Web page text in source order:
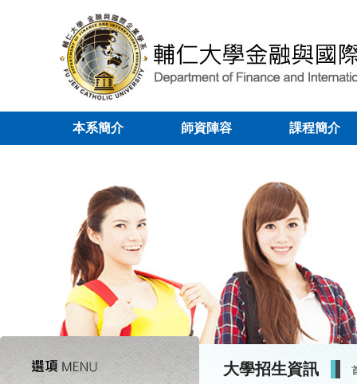
本系簡介 師資陣容 課程簡介
大學招生資訊